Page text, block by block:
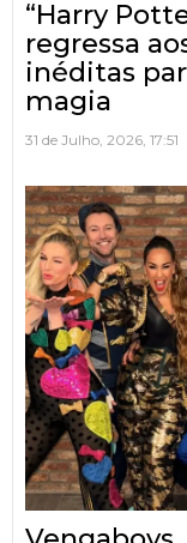
“Harry
regressa
inéditas
magia
31 de Julho, 2026, 17:51